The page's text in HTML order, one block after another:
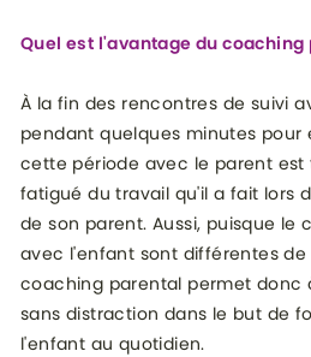
Quel est l'avantage du coaching
À la fin des rencontres de suivi
pendant quelques minutes pour
cette période avec le parent
fatigué du travail qu'il a fait lors
de son parent. Aussi, puisque
avec l'enfant sont différentes
coaching parental permet donc
sans distraction dans le but de
l'enfant au quotidien.